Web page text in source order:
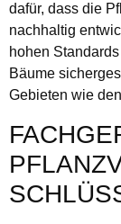
dafür, dass die
nachhaltig
hohen
Bäume
Gebieten wie